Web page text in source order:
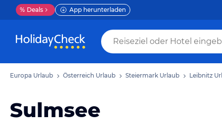
% Deals App herunterladen
Europa Urlaub Österreich Urlaub Steiermark Urlaub Leibnitz
Sulmsee